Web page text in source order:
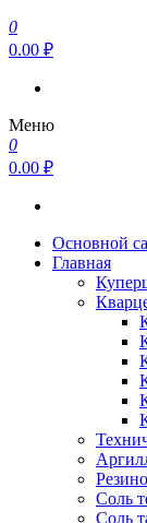
0
0.00 ₽
Меню
0
0.00 ₽
Основной
Главная
Соль
Соль